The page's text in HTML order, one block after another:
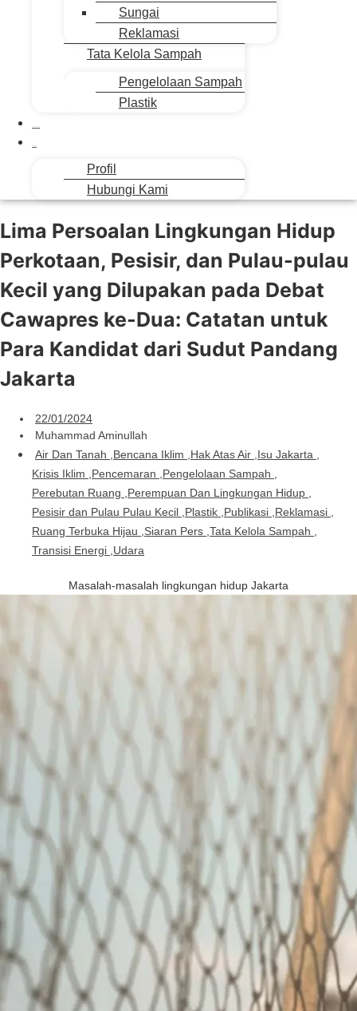
Sungai
Reklamasi
Tata Kelola Sampah
Pengelolaan Sampah
Plastik
Profil
Hubungi Kami
Lima Persoalan Lingkungan Hidup
Perkotaan, Pesisir, dan Pulau-pulau
Kecil yang Dilupakan pada Debat
Cawapres ke-Dua: Catatan untuk
Para Kandidat dari Sudut Pandang
Jakarta
22/01/2024
Muhammad Aminullah
Air Dan Tanah
Bencana Iklim Hak Atas Air Isu Jakarta
Krisis Iklim
Pencemaran Pengelolaan Sampah
Perebutan Ruang
Perempuan Dan Lingkungan Hidup
Pesisir dan Pulau Pulau Kecil Plastik Publikasi Reklamasi
Ruang Terbuka Hijau
Siaran Pers Tata Kelola Sampah
Transisi Energi Udara
Masalah-masalah lingkungan hidup Jakarta